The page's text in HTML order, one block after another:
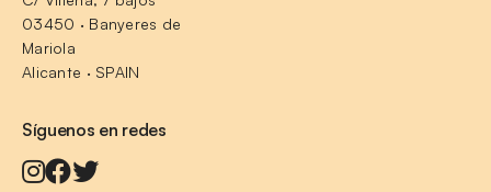
03450 · Banyeres de
Mariola
Alicante · SPAIN
Síguenos en redes